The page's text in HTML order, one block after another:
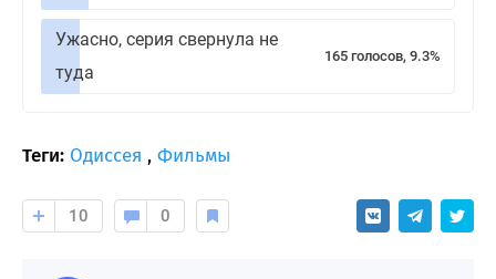
Ужасно, серия свернула не
туда
165 голосов, 9.3%
Теги: Одиссея , Фильмы
10 0